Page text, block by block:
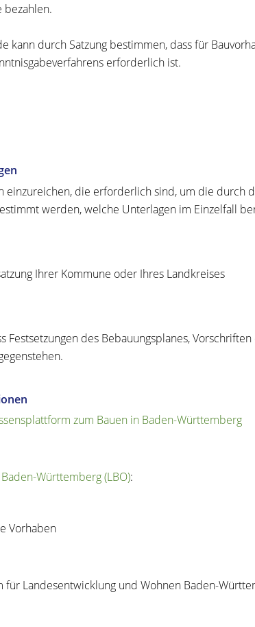
bezahlen.
kann durch Satzung bestimmen, dass für
erforderlich ist.
einzureichen, die erforderlich sind, um die
werden, welche Unterlagen im Einzelfall
Ihrer Kommune oder Ihres Landkreises
Festsetzungen des Bebauungsplanes,
zum Bauen in Baden-Württemberg
Württemberg (LBO):
Vorhaben
für Landesentwicklung und Wohnen Baden-